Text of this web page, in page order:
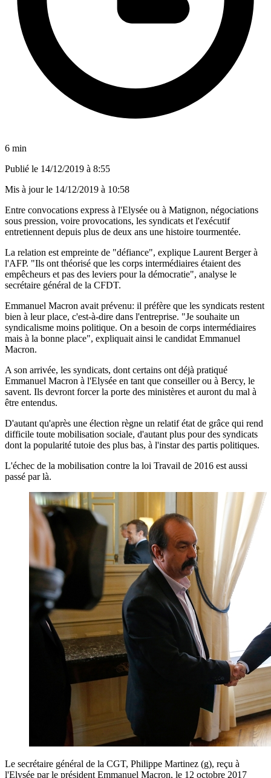
6 min
Publié le 14/12/2019 à 8:55
Mis à jour le 14/12/2019 à 10:58
Entre convocations express à l'Elysée ou à Matignon, négociations
sous pression, voire provocations, les syndicats et l'exécutif
entretiennent depuis plus de deux ans une histoire tourmentée.
La relation est empreinte de "défiance", explique Laurent Berger à
l'AFP. "Ils ont théorisé que les corps intermédiaires étaient des
empêcheurs et pas des leviers pour la démocratie", analyse le
secrétaire général de la CFDT.
Emmanuel Macron avait prévenu: il préfère que les syndicats restent
bien à leur place, c'est-à-dire dans l'entreprise. "Je souhaite un
syndicalisme moins politique. On a besoin de corps intermédiaires
mais à la bonne place", expliquait ainsi le candidat Emmanuel
Macron.
A son arrivée, les syndicats, dont certains ont déjà pratiqué
Emmanuel Macron à l'Elysée en tant que conseiller ou à Bercy, le
savent. Ils devront forcer la porte des ministères et auront du mal à
être entendus.
D'autant qu'après une élection règne un relatif état de grâce qui rend
difficile toute mobilisation sociale, d'autant plus pour des syndicats
dont la popularité tutoie des plus bas, à l'instar des partis politiques.
L'échec de la mobilisation contre la loi Travail de 2016 est aussi
passé par là.
Le secrétaire général de la CGT, Philippe Martinez (g), reçu à
l'Elysée par le président Emmanuel Macron, le 12 octobre 2017